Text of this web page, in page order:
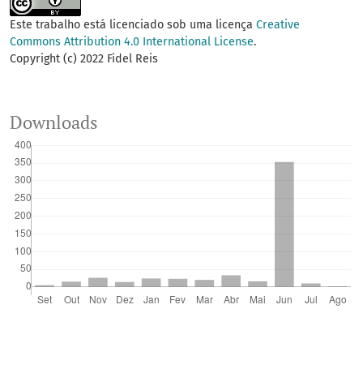
Este trabalho está licenciado sob uma licença Creative
Commons Attribution 4.0 International License.
Copyright (c) 2022 Fidel Reis
Downloads